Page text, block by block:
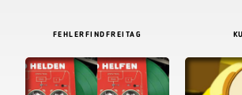
FEHLERFINDFREITAG